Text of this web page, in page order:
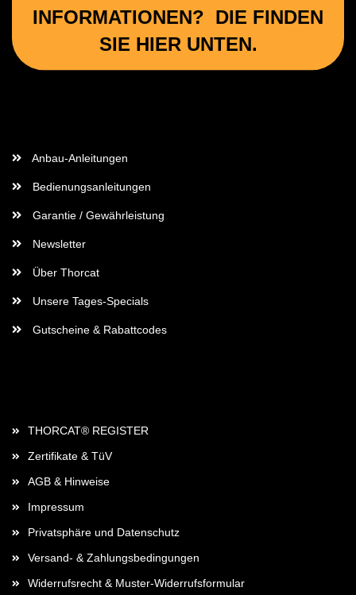
INFORMATIONEN? DIE FINDEN
SIE HIER UNTEN.
Anbau-Anleitungen
Bedienungsanleitungen
Garantie / Gewährleistung
Newsletter
Über Thorcat
Unsere Tages-Specials
Gutscheine & Rabattcodes
THORCAT® REGISTER
Zertifikate & TüV
AGB & Hinweise
Impressum
Privatsphäre und Datenschutz
Versand- & Zahlungsbedingungen
Widerrufsrecht & Muster-Widerrufsformular